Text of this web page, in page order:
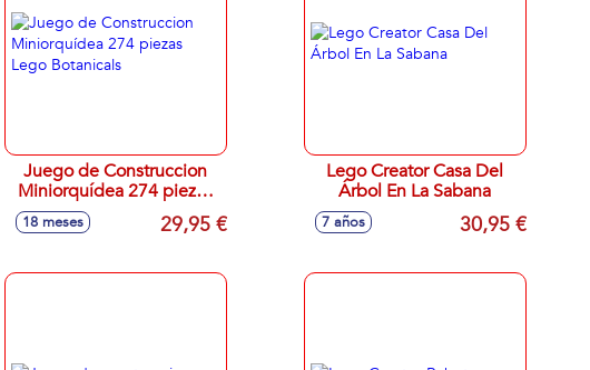
Juego de Construccion
Miniorquídea 274 piezas
Lego Botanicals
18 meses 29,95 €
Lego Creator Casa Del
Árbol En La Sabana
7 años 30,95 €